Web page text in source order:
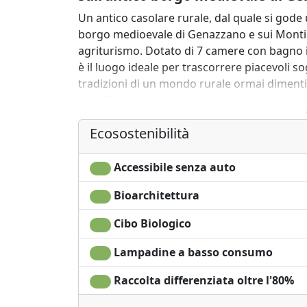
Un antico casolare rurale, dal quale si
borgo medioevale di Genazzano e sui
agriturismo. Dotato di 7 camere con
è il luogo ideale per trascorrere piacevoli
tradizioni di un mondo rurale ormai
lieti. E’ disponibile, presso un altro
conferenze, corsi di formazione, seminari
presente personale che parla inglese,
La Società Cooperativa Agricola La
gruppo di soci che hanno deciso di
proprietà della Diocesi di Palestrina, ormai
attualmente è composta da 12 soci e
Accanto all’agricoltura, praticata secondo
l’agriturismo, con ristorazione e ospitalità
e non, e la Fattoria Sociale, con progetti
attività sono state concepite e vengono
quello che riguarda la valorizzazione del
Ecosostenibilità
Accessibile senza auto
Bioarchitettura
Cibo Biologico
Lampadine a basso consumo
Raccolta differenziata oltre l'80%